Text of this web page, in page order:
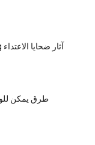
7 طرق يمكن